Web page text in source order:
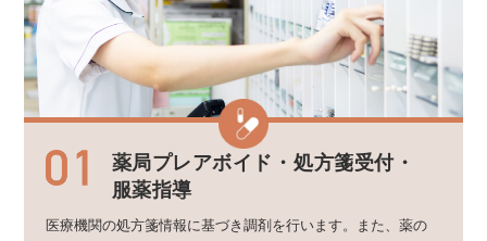
薬局プレアボイド・ 処方箋受付・
服薬指導
医療機関の処方箋情報に基づき調剤を行います。また、薬の